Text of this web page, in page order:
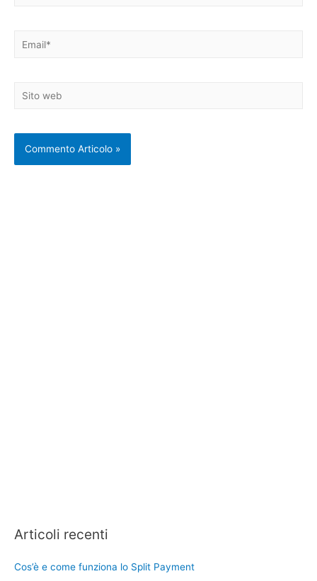
Email*
Sito
Articoli recenti
Cos’è e come funziona lo Split Payment